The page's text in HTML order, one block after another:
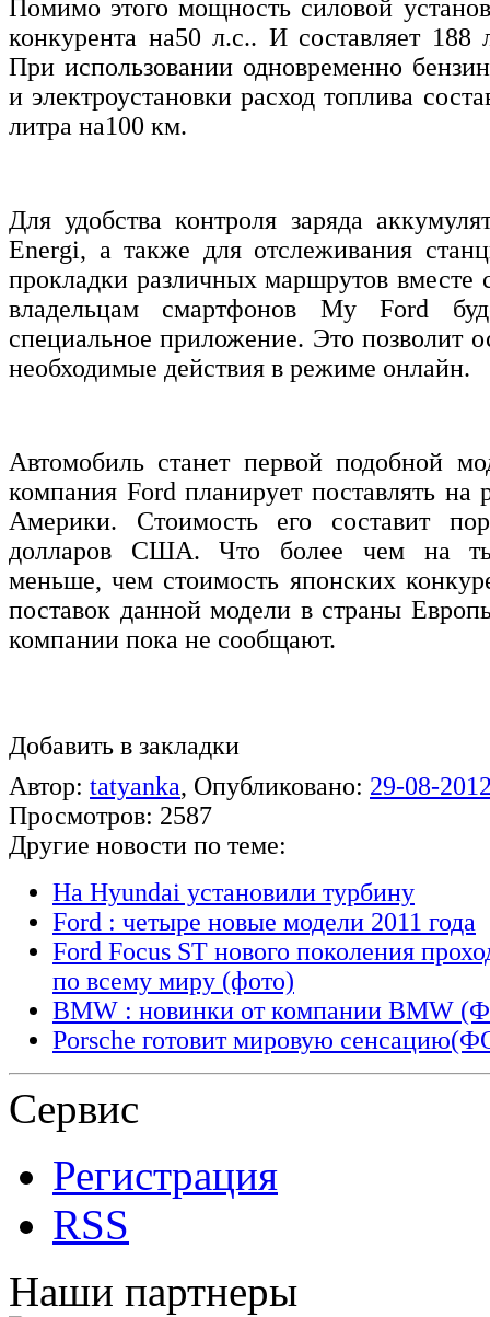
Помимо этого мощность силовой
конкурента на50 л.с.. И составляет
При использовании одновременно
и электроустановки расход топлива
литра на100 км.
Для удобства контроля заряда
Energi, а также для отслеживания
прокладки различных маршрутов вместе
владельцам смартфонов My Ford
специальное приложение. Это позволит
необходимые действия в режиме онлайн.
Автомобиль станет первой подобной
компания Ford планирует поставлять на
Америки. Стоимость его составит
долларов США. Что более чем на
меньше, чем стоимость японских
поставок данной модели в страны
компании пока не сообщают.
Добавить в закладки
Автор: tatyanka, Опубликовано: 29-08-
Просмотров: 2587
Другие новости по теме:
На Hyundai установили турбину
Ford : четыре новые модели 2011 года
Ford Focus ST нового поколения
по всему миру (фото)
BMW : новинки от компании BMW
Porsche готовит мировую
Сервис
Регистрация
RSS
Наши партнеры